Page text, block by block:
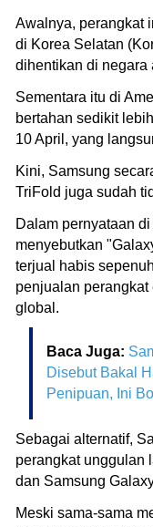
Awalnya, perangkat
di Korea Selatan
dihentikan di negara
Sementara itu di
bertahan sedikit
10 April, yang
Kini, Samsung
TriFold juga sudah
Dalam pernyataan
menyebutkan
terjual habis
penjualan perangkat
global.
Baca Juga:
Disebut Bakal
Penipuan, Ini
Sebagai alternatif,
perangkat unggulan
dan Samsung
Meski sama-sama